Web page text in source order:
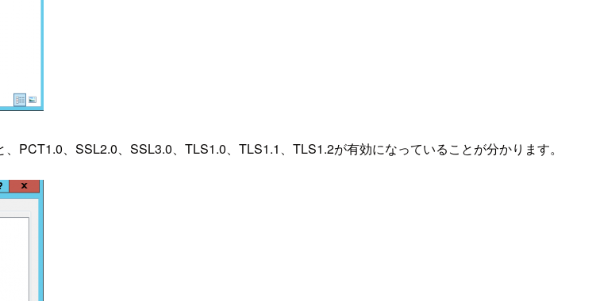
PCT1.0、SSL2.0、SSL3.0、TLS1.0、TLS1.1、TLS1.2が有効になっていることが分かります。